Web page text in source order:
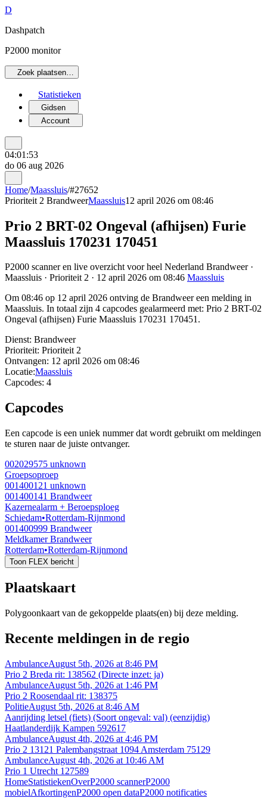
D
Dashpatch
P2000 monitor
Zoek plaatsen…
Statistieken
Gidsen
Account
04:01:53
do 06 aug 2026
Home/Maassluis/#27652
Prioriteit 2 BrandweerMaassluis12 april 2026 om 08:46
Prio 2 BRT-02 Ongeval (afhijsen) Furie
Maassluis 170231 170451
P2000 scanner en live overzicht voor heel Nederland Brandweer ·
Maassluis · Prioriteit 2 · 12 april 2026 om 08:46 Maassluis
Om 08:46 op 12 april 2026 ontving de Brandweer een melding in
Maassluis. In totaal zijn 4 capcodes gealarmeerd met: Prio 2 BRT-02
Ongeval (afhijsen) Furie Maassluis 170231 170451.
Dienst: Brandweer
Prioriteit: Prioriteit 2
Ontvangen: 12 april 2026 om 08:46
Locatie:Maassluis
Capcodes: 4
Capcodes
Een capcode is een uniek nummer dat wordt gebruikt om meldingen
te sturen naar de juiste ontvanger.
002029575 unknown
Groepsoproep
001400121 unknown
001400141 Brandweer
Kazernealarm + Beroepsploeg
Schiedam•Rotterdam-Rijnmond
001400999 Brandweer
Meldkamer Brandweer
Rotterdam•Rotterdam-Rijnmond
Toon FLEX bericht
Plaatskaart
Polygoonkaart van de gekoppelde plaats(en) bij deze melding.
Recente meldingen in de regio
AmbulanceAugust 5th, 2026 at 8:46 PM
Prio 2 Breda rit: 138562 (Directe inzet: ja)
AmbulanceAugust 5th, 2026 at 1:46 PM
Prio 2 Roosendaal rit: 138375
PolitieAugust 5th, 2026 at 8:46 AM
Aanrijding letsel (fiets) (Soort ongeval: val) (eenzijdig)
Haatlanderdijk Kampen 592617
AmbulanceAugust 4th, 2026 at 4:46 PM
Prio 2 13121 Palembangstraat 1094 Amsterdam 75129
AmbulanceAugust 4th, 2026 at 10:46 AM
Prio 1 Utrecht 127589
HomeStatistiekenOverP2000 scannerP2000
mobielAfkortingenP2000 open dataP2000 notificaties